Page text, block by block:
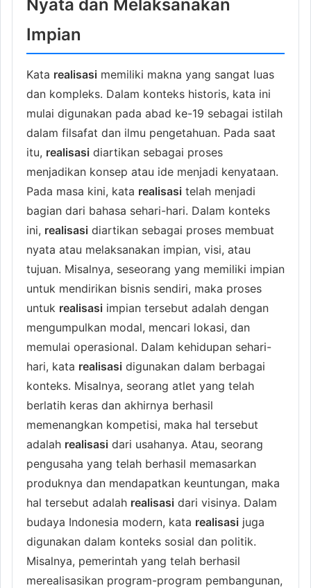
Nyata dan Melaksanakan
Impian
Kata realisasi memiliki makna yang sangat luas
dan kompleks. Dalam konteks historis, kata ini
mulai digunakan pada abad ke-19 sebagai istilah
dalam filsafat dan ilmu pengetahuan. Pada saat
itu, realisasi diartikan sebagai proses
menjadikan konsep atau ide menjadi kenyataan.
Pada masa kini, kata realisasi telah menjadi
bagian dari bahasa sehari-hari. Dalam konteks
ini, realisasi diartikan sebagai proses membuat
nyata atau melaksanakan impian, visi, atau
tujuan. Misalnya, seseorang yang memiliki impian
untuk mendirikan bisnis sendiri, maka proses
untuk realisasi impian tersebut adalah dengan
mengumpulkan modal, mencari lokasi, dan
memulai operasional. Dalam kehidupan sehari-
hari, kata realisasi digunakan dalam berbagai
konteks. Misalnya, seorang atlet yang telah
berlatih keras dan akhirnya berhasil
memenangkan kompetisi, maka hal tersebut
adalah realisasi dari usahanya. Atau, seorang
pengusaha yang telah berhasil memasarkan
produknya dan mendapatkan keuntungan, maka
hal tersebut adalah realisasi dari visinya. Dalam
budaya Indonesia modern, kata realisasi juga
digunakan dalam konteks sosial dan politik.
Misalnya, pemerintah yang telah berhasil
merealisasikan program-program pembangunan,